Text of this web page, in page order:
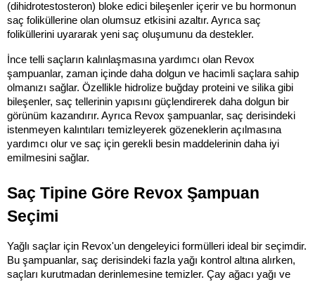
(dihidrotestosteron) bloke edici bileşenler içerir ve bu hormonun
saç foliküllerine olan olumsuz etkisini azaltır. Ayrıca saç
foliküllerini uyararak yeni saç oluşumunu da destekler.
İnce telli saçların kalınlaşmasına yardımcı olan Revox
şampuanlar, zaman içinde daha dolgun ve hacimli saçlara sahip
olmanızı sağlar. Özellikle hidrolize buğday proteini ve silika gibi
bileşenler, saç tellerinin yapısını güçlendirerek daha dolgun bir
görünüm kazandırır. Ayrıca Revox şampuanlar, saç derisindeki
istenmeyen kalıntıları temizleyerek gözeneklerin açılmasına
yardımcı olur ve saç için gerekli besin maddelerinin daha iyi
emilmesini sağlar.
Saç Tipine Göre Revox Şampuan
Seçimi
Yağlı saçlar için Revox'un dengeleyici formülleri ideal bir seçimdir.
Bu şampuanlar, saç derisindeki fazla yağı kontrol altına alırken,
saçları kurutmadan derinlemesine temizler. Çay ağacı yağı ve